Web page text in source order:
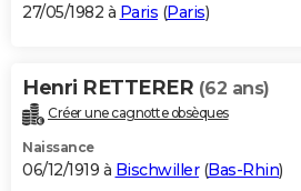
27/05/1982 à Paris (Paris)
Henri RETTERER (62 ans)
Créer une cagnotte obsèques
Naissance
06/12/1919 à Bischwiller(Bas-Rhin)